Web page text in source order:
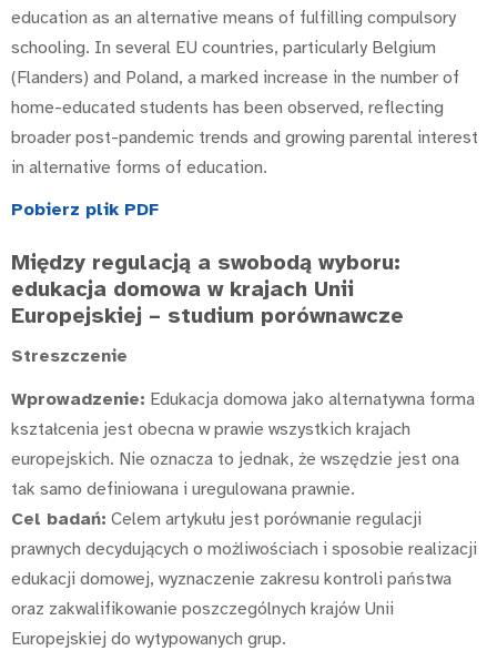
education as an alternative means of fulfilling compulsory
schooling. In several EU countries, particularly Belgium
(Flanders) and Poland, a marked increase in the number of
home-educated students has been observed, reflecting
broader post-pandemic trends and growing parental interest
in alternative forms of education.
Pobierz plik PDF
Między regulacją a swobodą wyboru:
edukacja domowa w krajach Unii
Europejskiej – studium porównawcze
Streszczenie
Wprowadzenie: Edukacja domowa jako alternatywna forma
kształcenia jest obecna w prawie wszystkich krajach
europejskich. Nie oznacza to jednak, że wszędzie jest ona
tak samo definiowana i uregulowana prawnie.
Cel badań: Celem artykułu jest porównanie regulacji
prawnych decydujących o możliwościach i sposobie realizacji
edukacji domowej, wyznaczenie zakresu kontroli państwa
oraz zakwalifikowanie poszczególnych krajów Unii
Europejskiej do wytypowanych grup.